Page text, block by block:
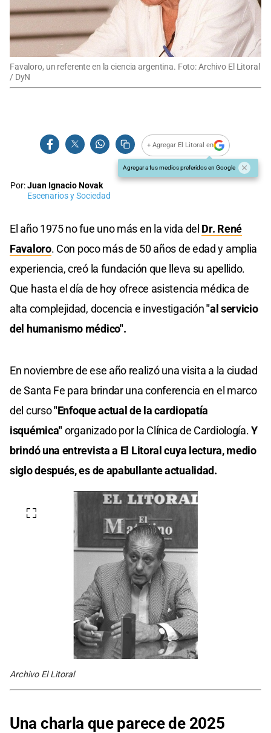
Favaloro, un referente en la ciencia argentina. Foto: Archivo El Litoral
/ DyN
+ Agregar El Litoral en
Agregar a tus medios preferidos en Google
Por:Juan Ignacio Novak
Escenarios y Sociedad
El año 1975 no fue uno más en la vida del Dr. René
Favaloro. Con poco más de 50 años de edad y amplia
experiencia, creó la fundación que lleva su apellido.
Que hasta el día de hoy ofrece asistencia médica de
alta complejidad, docencia e investigación"al servicio
del humanismo médico".
En noviembre de ese año realizó una visita a la ciudad
de Santa Fe para brindar una conferencia en el marco
del curso"Enfoque actual de la cardiopatía
isquémica"organizado por la Clínica de Cardiología.Y
brindó una entrevista a El Litoral cuya lectura, medio
siglo después, es de apabullante actualidad.
Archivo El Litoral
Una charla que parece de 2025